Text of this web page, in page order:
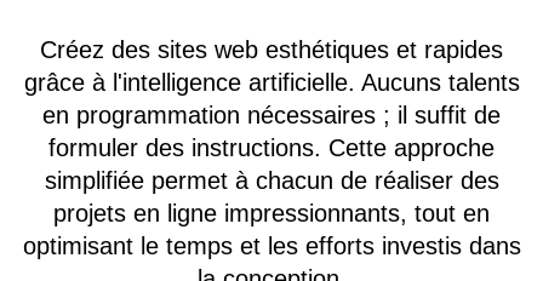
Créez des sites web esthétiques et rapides
grâce à l'intelligence artificielle. Aucuns talents
en programmation nécessaires ; il suffit de
formuler des instructions. Cette approche
simplifiée permet à chacun de réaliser des
projets en ligne impressionnants, tout en
optimisant le temps et les efforts investis dans